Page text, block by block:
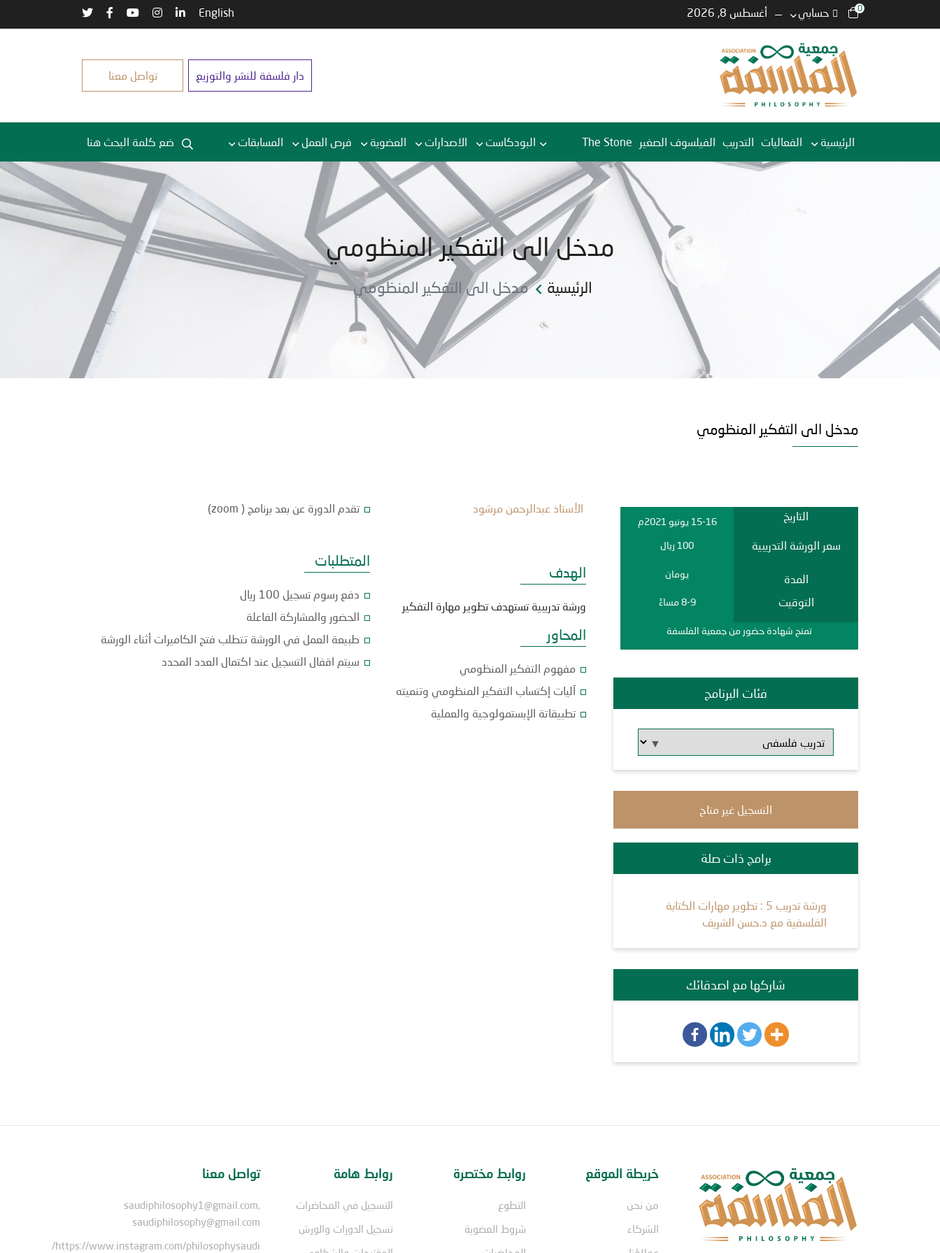
0 حسابي أغسطس 8, 2026 English
دار فلسفة للنشر والتوزيع تواصل معنا
الرئيسية الفعاليات التدريب الفيلسوف الصغير The Stone البودكاست الاصدارات العضوية فرص العمل المسابقات
مدخل الى التفكير المنظومي
الرئيسية مدخل الى التفكير المنظومي
مدخل الى التفكير المنظومي
التاريخ 15-16 يونيو 2021م
سعر الورشة التدريبية 100 ريال
المدة يومان
التوقيت 8-9 مساءً
تمنح شهادة حضور من جمعية الفلسفة
فئات البرنامج
التسجيل غير متاح
برامج ذات صلة
ورشة تدريب 5 : تطوير مهارات الكتابة
الفلسفية مع د.حسن الشريف
شاركها مع اصدقائك
الأستاذ عبدالرحمن مرشود
الهدف
ورشة تدريبية تستهدف تطوير مهارة التفكير
المحاور
مفهوم التفكير المنظومي
آليات إكتساب التفكير المنظومي وتنميته
تطبيقاتة الإبستمولوجية والعملية
تقدم الدورة عن بعد برنامج ( zoom)
المتطلبات
دفع رسوم تسجيل 100 ريال
الحضور والمشاركة الفاعلة
طبيعة العمل في الورشة تتطلب فتح الكاميرات أثناء الورشة
سيتم اقفال التسجيل عند اكتمال العدد المحدد
خريطة الموقع
من نحن
الشركاء
روابط مختصرة
التطوع
شروط العضوية
روابط هامة
التسجيل في المحاضرات
تسجيل الدورات والورش
تواصل معنا
saudiphilosophy1@gmail.com,
saudiphilosophy@gmail.com
https://www.instagram.com/philosophysaudi/